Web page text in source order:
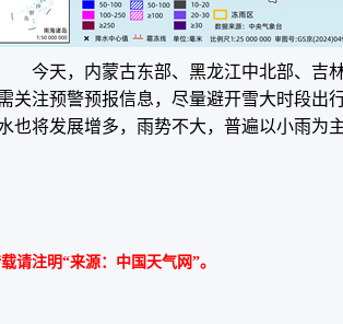
今天，内蒙古东部、黑龙江中北部、吉
关注预警预报信息，尽量避开雪大时段出
也将发展增多，雨势不大，普遍以小雨为
请注明“来源：中国天气网”。